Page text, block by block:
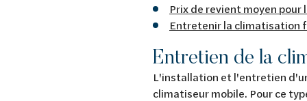
Prix de revient moyen
Entretenir la climatisation
Entretien de la
L'installation et l'entretien
climatiseur mobile. Pour ce